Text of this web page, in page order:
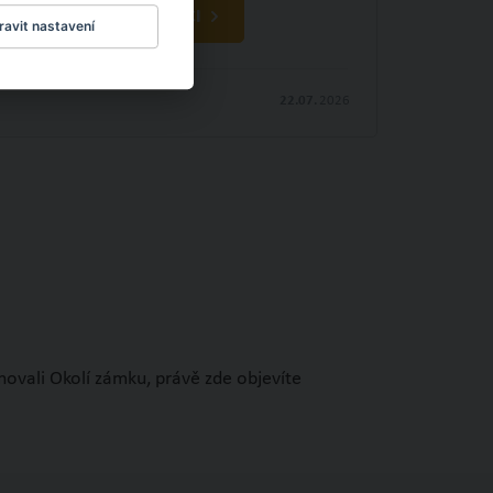
OBJEVTE NOVÉ VĚCI
Okolí zámku, právě zde objevíte
nastavení